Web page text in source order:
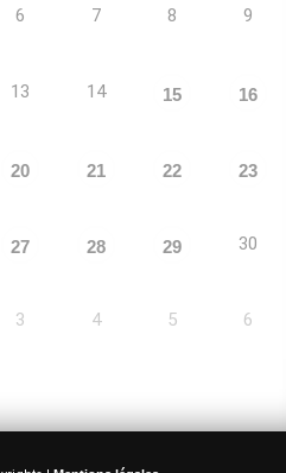
6 7 8 9
13 14 15 16
20 21 22 23
27 28 29 30
3 4 5 6